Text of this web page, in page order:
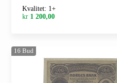
Kvalitet: 1+
kr 1 200,00
16 Bud